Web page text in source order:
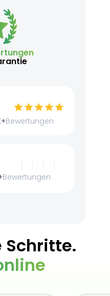
Bewertungen
Bewertungen
Schritte.